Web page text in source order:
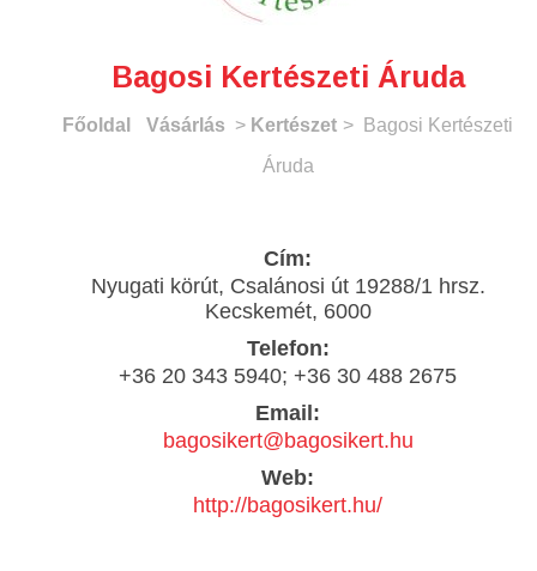
Bagosi Kertészeti Áruda
Főoldal Vásárlás > Kertészet > Bagosi Kertészeti
Áruda
Cím:
Nyugati körút, Csalánosi út 19288/1 hrsz.
Kecskemét, 6000
Telefon:
+36 20 343 5940; +36 30 488 2675
Email:
bagosikert@bagosikert.hu
Web:
http://bagosikert.hu/